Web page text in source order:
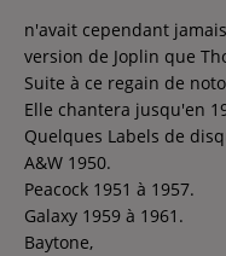
Contact
Contact
Régie Publicitaire
n'avait cependant
version de Joplin que
Suite à ce regain de
Elle chantera jusqu'en
Quelques Labels de
A&W 1950.
Peacock 1951 à 1957.
Galaxy 1959 à 1961.
Baytone,